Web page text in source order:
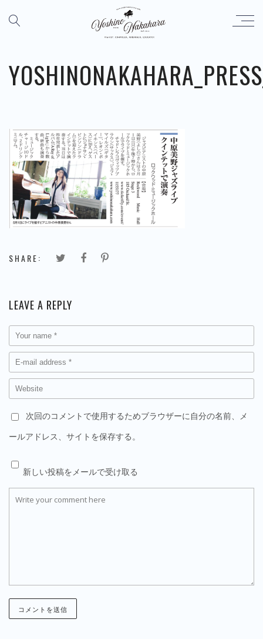
SHARE:
LEAVE A REPLY
次回のコメントで使用するためブラウザーに自分の名前、メ
ールアドレス、サイトを保存する。
新しい投稿をメールで受け取る